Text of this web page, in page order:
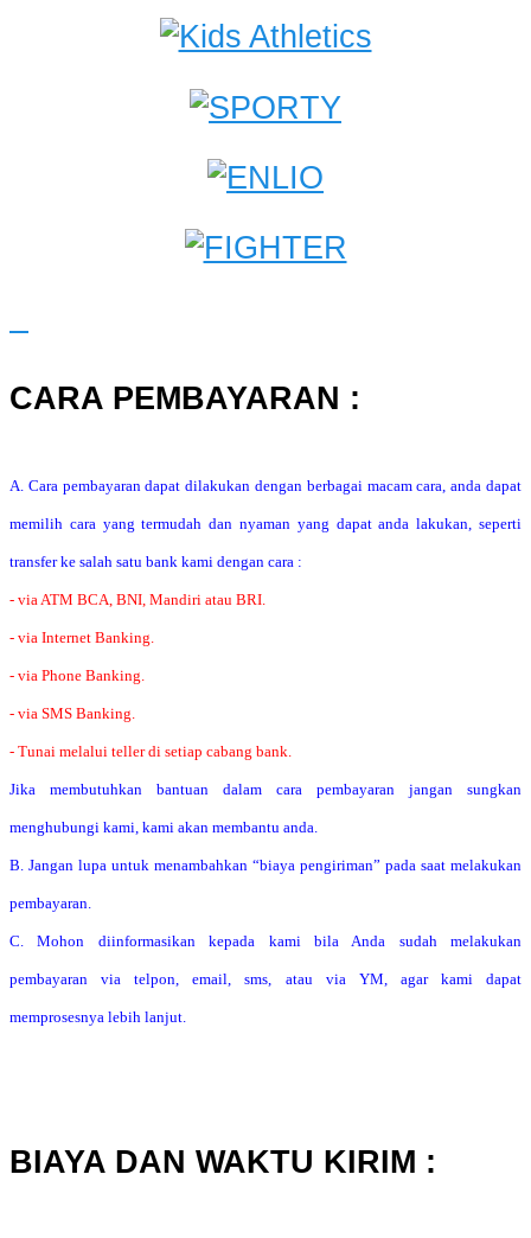
CARA PEMBAYARAN :
A. Cara pembayaran dapat dilakukan dengan berbagai macam cara, anda dapat
memilih cara yang termudah dan nyaman yang dapat anda lakukan, seperti
transfer ke salah satu bank kami dengan cara :
- via ATM BCA, BNI, Mandiri atau BRI.
- via Internet Banking.
- via Phone Banking.
- via SMS Banking.
- Tunai melalui teller di setiap cabang bank.
Jika membutuhkan bantuan dalam cara pembayaran jangan sungkan
menghubungi kami, kami akan membantu anda.
B. Jangan lupa untuk menambahkan “biaya pengiriman” pada saat melakukan
pembayaran.
C. Mohon diinformasikan kepada kami bila Anda sudah melakukan
pembayaran via telpon, email, sms, atau via YM, agar kami dapat
memprosesnya lebih lanjut.
BIAYA DAN WAKTU KIRIM :